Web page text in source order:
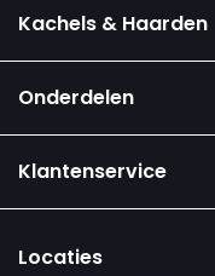
Kachels & Haarden
Onderdelen
Klantenservice
Locaties